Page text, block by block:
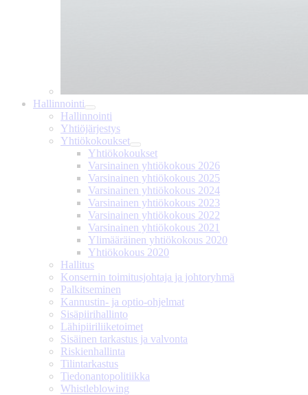
Hallinnointi
Hallinnointi
Yhtiöjärjestys
Yhtiökokoukset
Yhtiökokoukset
Varsinainen yhtiökokous 2026
Varsinainen yhtiökokous 2025
Varsinainen yhtiökokous 2024
Varsinainen yhtiökokous 2023
Varsinainen yhtiökokous 2022
Varsinainen yhtiökokous 2021
Ylimääräinen yhtiökokous 2020
Yhtiökokous 2020
Hallitus
Konsernin toimitusjohtaja ja johtoryhmä
Palkitseminen
Kannustin- ja optio-ohjelmat
Sisäpiirihallinto
Lähipiiri­liiketoimet
Sisäinen tarkastus ja valvonta
Riskienhallinta
Tilintarkastus
Tiedonanto­politiikka
Whistleblowing